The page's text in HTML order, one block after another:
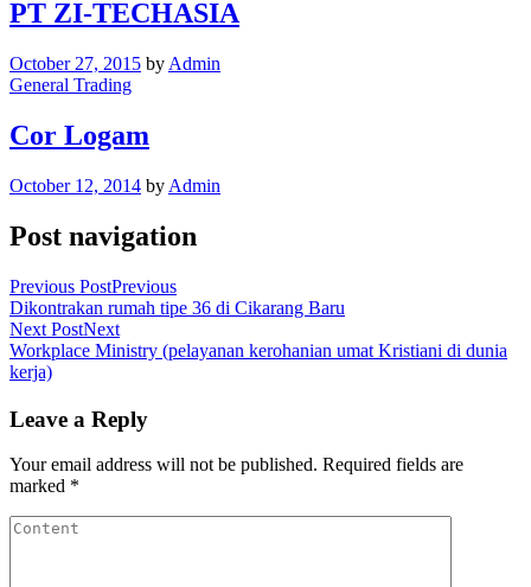
PT ZI-TECHASIA
October 27, 2015 by Admin
General Trading
Cor Logam
October 12, 2014 by Admin
Post navigation
Previous PostPrevious
Dikontrakan rumah tipe 36 di Cikarang Baru
Next PostNext
Workplace Ministry (pelayanan kerohanian umat Kristiani di dunia
kerja)
Leave a Reply
Your email address will not be published. Required fields are
marked *